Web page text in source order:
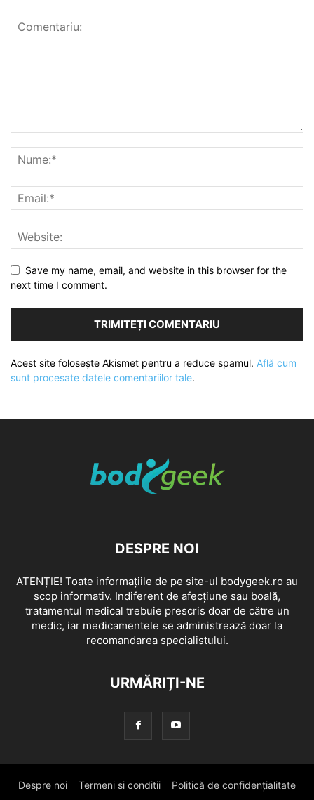
Save my name, email, and website in this browser for the
next time I comment.
Acest site folosește Akismet pentru a reduce spamul. Află cum
sunt procesate datele comentariilor tale.
DESPRE NOI
ATENȚIE! Toate informațiile de pe site-ul bodygeek.ro au
scop informativ. Indiferent de afecțiune sau boală,
tratamentul medical trebuie prescris doar de către un
medic, iar medicamentele se administrează doar la
recomandarea specialistului.
URMĂRIȚI-NE
Despre noi Termeni si conditii Politică de confidențialitate